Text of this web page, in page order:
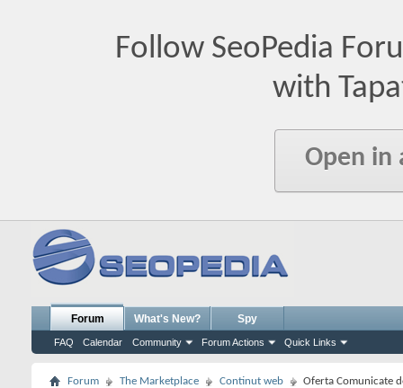
Follow SeoPedia
with
Open in
Forum
FAQ Calendar Community Forum Actions Quick Links
What's New? Spy
Forum The Marketplace Continut web Oferta Comunicate